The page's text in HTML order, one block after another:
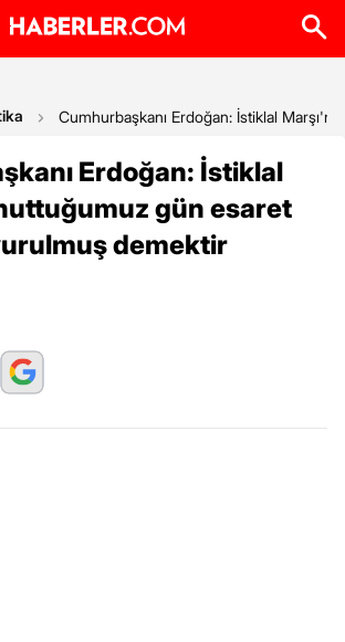
Cumhurbaşkanı Erdoğan: İstiklal
Erdoğan: İstiklal
gün esaret
demektir